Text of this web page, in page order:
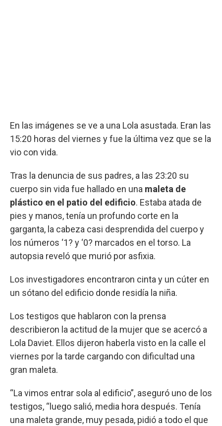
En las imágenes se ve a una Lola asustada. Eran las
15:20 horas del viernes y fue la última vez que se la
vio con vida.
Tras la denuncia de sus padres, a las 23:20 su
cuerpo sin vida fue hallado en una maleta de
plástico en el patio del edificio. Estaba atada de
pies y manos, tenía un profundo corte en la
garganta, la cabeza casi desprendida del cuerpo y
los números ‘1? y ‘0? marcados en el torso. La
autopsia reveló que murió por asfixia.
Los investigadores encontraron cinta y un cúter en
un sótano del edificio donde residía la niña.
Los testigos que hablaron con la prensa
describieron la actitud de la mujer que se acercó a
Lola Daviet. Ellos dijeron haberla visto en la calle el
viernes por la tarde cargando con dificultad una
gran maleta.
“La vimos entrar sola al edificio”, aseguró uno de los
testigos, “luego salió, media hora después. Tenía
una maleta grande, muy pesada, pidió a todo el que